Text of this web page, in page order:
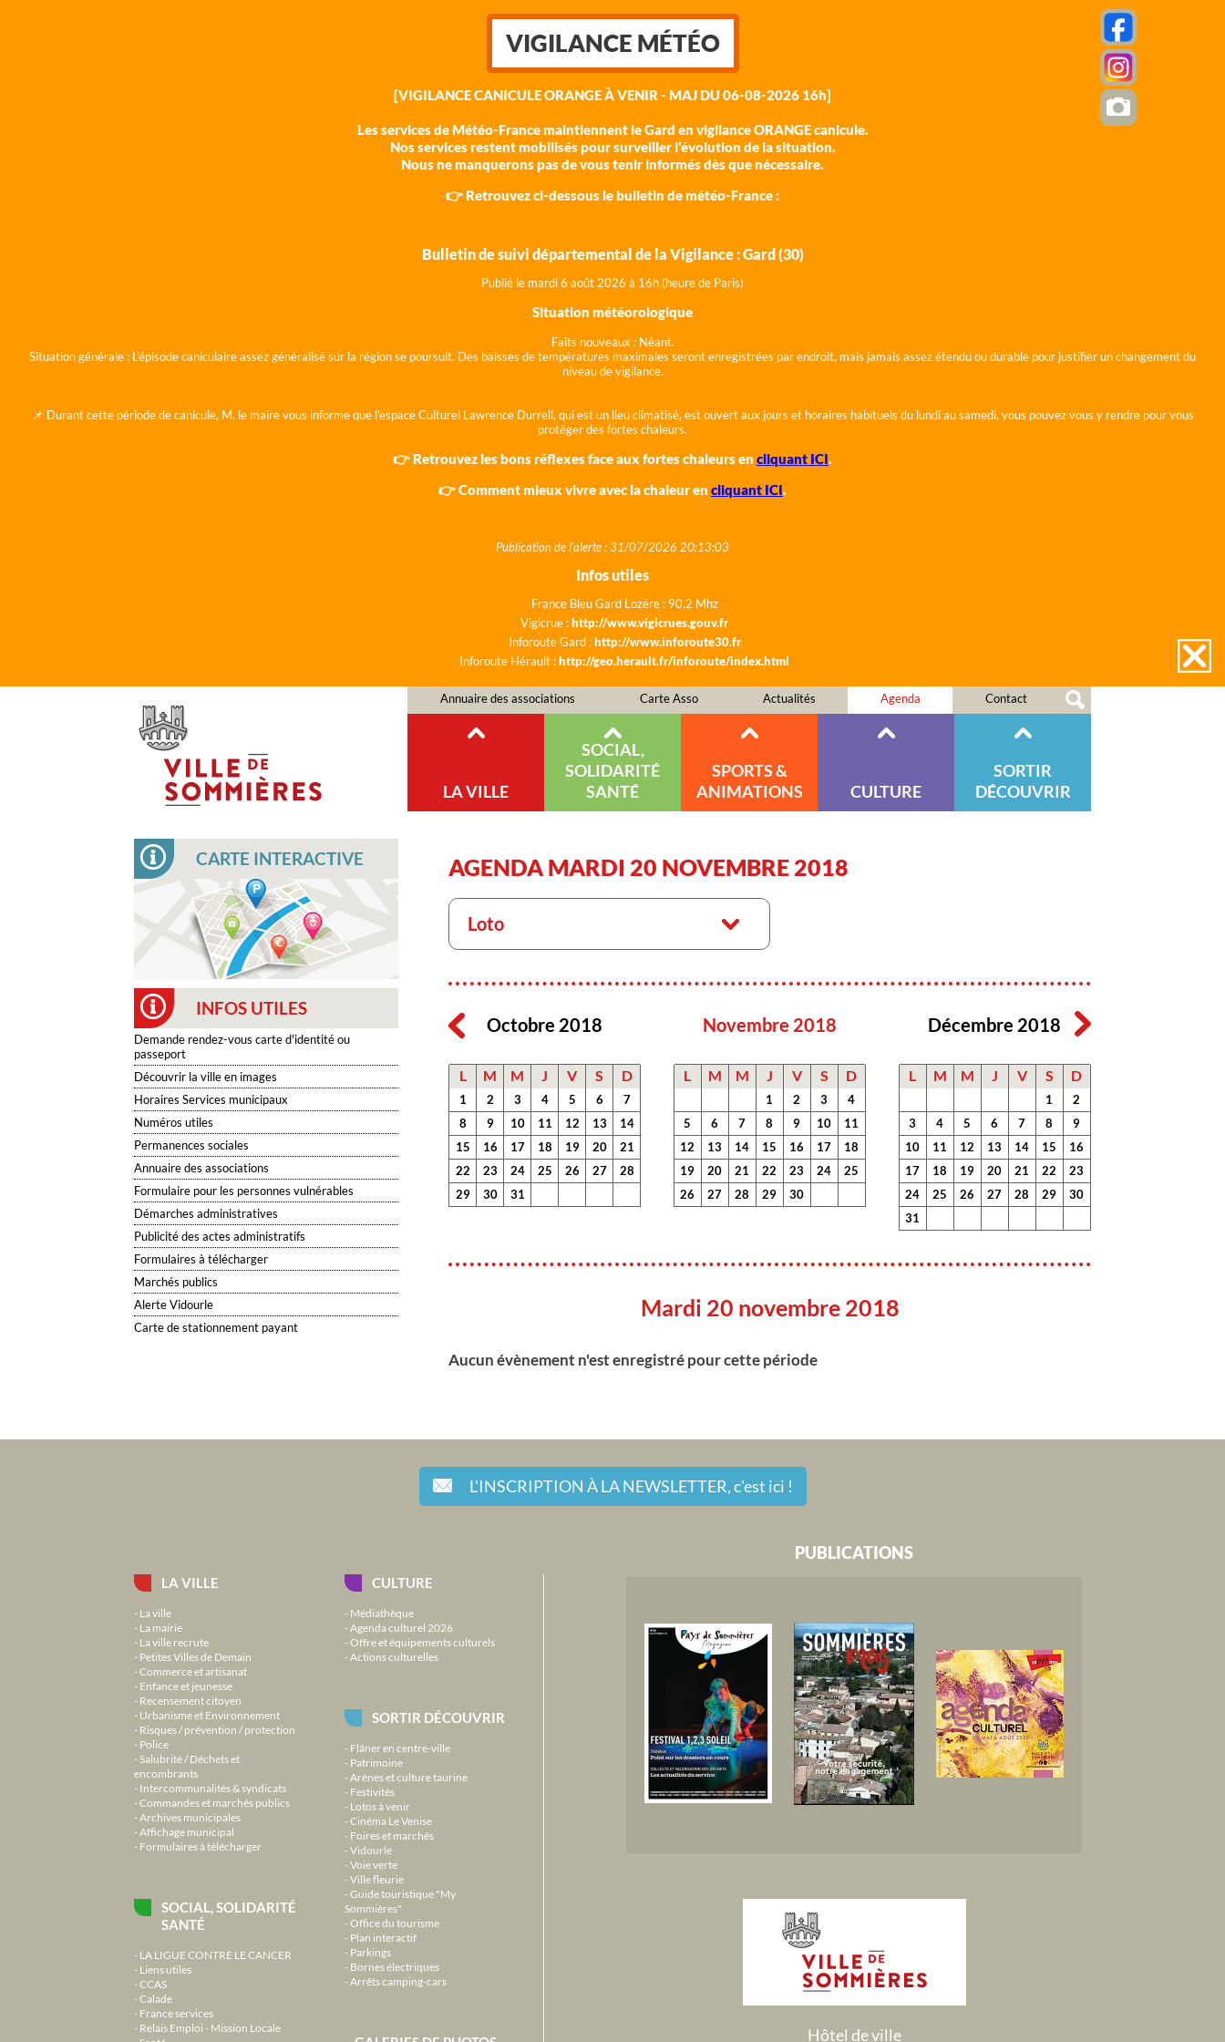
VIGILANCE MÉTÉO
[VIGILANCE CANICULE ORANGE À VENIR - MAJ DU 06-08-2026 16h]
Les services de Météo-France maintiennent le Gard en vigilance ORANGE canicule.
Nos services restent mobilisés pour surveiller l'évolution de la situation.
Nous ne manquerons pas de vous tenir informés dès que nécessaire.
👉 Retrouvez ci-dessous le bulletin de météo-France :
Bulletin de suivi départemental de la Vigilance : Gard (30)
Publié le mardi 6 août 2026 à 16h (heure de Paris)
Situation météorologique
Faits nouveaux : Néant.
Situation générale : L'épisode caniculaire assez généralisé sur la région se poursuit. Des baisses de températures maximales seront enregistrées par endroit, mais jamais assez étendu ou durable pour justifier un changement du
niveau de vigilance.
📌 Durant cette période de canicule, M. le maire vous informe que l'espace Culturel Lawrence Durrell, qui est un lieu climatisé, est ouvert aux jours et horaires habituels du lundi au samedi, vous pouvez vous y rendre pour vous
protéger des fortes chaleurs.
👉 Retrouvez les bons réflexes face aux fortes chaleurs en cliquant ICI.
👉 Comment mieux vivre avec la chaleur en cliquant ICI.
Publication de l'alerte : 31/07/2026 20:13:03
Infos utiles
France Bleu Gard Lozère : 90.2 Mhz
Vigicrue :http://www.vigicrues.gouv.fr
Inforoute Gard :http://www.inforoute30.fr
Inforoute Hérault :http://geo.herault.fr/inforoute/index.html
Annuaire des associations Carte Asso Actualités Agenda Contact
LA VILLE
SOCIAL,
SOLIDARITÉ
SANTÉ
SPORTS &
ANIMATIONS
CULTURE
SORTIR
DÉCOUVRIR
CARTE INTERACTIVE
INFOS UTILES
Demande rendez-vous carte d'identité ou
passeport
Découvrir la ville en images
Horaires Services municipaux
Numéros utiles
Permanences sociales
Annuaire des associations
Formulaire pour les personnes vulnérables
Démarches administratives
Publicité des actes administratifs
Formulaires à télécharger
Marchés publics
Alerte Vidourle
Carte de stationnement payant
AGENDA MARDI 20 NOVEMBRE 2018
Loto
Octobre 2018
L M M J V S D
1 2 3 4 5 6
7
8
9 10 11 12 13
14
15
16 17 18 19 20
21
22
23 24 25 26 27
28
29
30 31
Novembre 2018
L M M J V S D
1 2 3
4
5
6 7 8 9 10
11
12
13 14 15 16 17
18
19
20 21 22 23 24
25
26
27 28 29 30
Décembre 2018
L M M J V S D
1
2
3
4 5 6 7 8
9
10
11 12 13 14 15
16
17
18 19 20 21 22
23
24
25 26 27 28 29
30
31
Mardi 20 novembre 2018
Aucun évènement n'est enregistré pour cette période
L'INSCRIPTION À LA NEWSLETTER,c'est ici !
LA VILLE
La ville
La mairie
La ville recrute
Petites Villes de Demain
Commerce et artisanat
Enfance et jeunesse
Recensement citoyen
Urbanisme et Environnement
Risques / prévention / protection
Police
Salubrité / Déchets et
encombrants
Intercommunalités & syndicats
Commandes et marchés publics
Archives municipales
Affichage municipal
Formulaires à télécharger
SOCIAL, SOLIDARITÉ
SANTÉ
LA LIGUE CONTRE LE CANCER
Liens utiles
CCAS
Calade
France services
Relais Emploi - Mission Locale
CULTURE
Médiathèque
Agenda culturel 2026
Offre et équipements culturels
Actions culturelles
SORTIR DÉCOUVRIR
Flâner en centre-ville
Patrimoine
Arènes et culture taurine
Festivités
Lotos à venir
Cinéma Le Venise
Foires et marchés
Vidourle
Voie verte
Ville fleurie
Guide touristique "My
Sommières"
Office du tourisme
Plan interactif
Parkings
Bornes électriques
Arrêts camping-cars
PUBLICATIONS
Hôtel de ville